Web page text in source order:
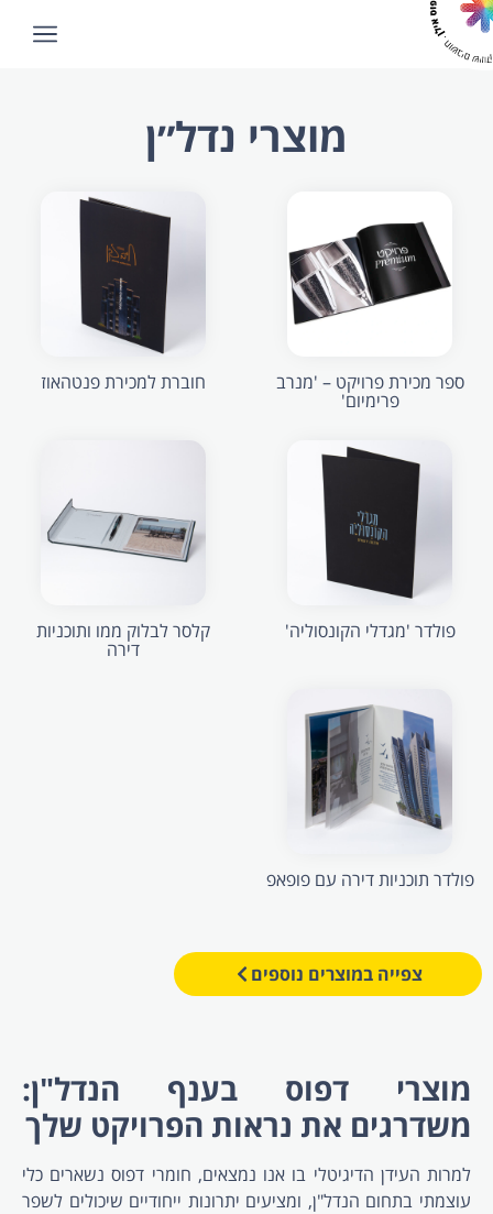
מוצרי נדל״ן
ספר מכירת פרויקט – 'מנרב
פרימיום'
חוברת למכירת פנטהאוז
פולדר 'מגדלי הקונסוליה' קלסר לבלוק ממו ותוכניות
דירה
פולדר תוכניות דירה עם פופאפ
צפייה במוצרים נוספים
מוצרי דפוס בענף הנדל"ן:
משדרגים את נראות הפרויקט שלך
למרות העידן הדיגיטלי בו אנו נמצאים, חומרי דפוס נשארים כלי
עוצמתי בתחום הנדל"ן, ומציעים יתרונות ייחודיים שיכולים לשפר